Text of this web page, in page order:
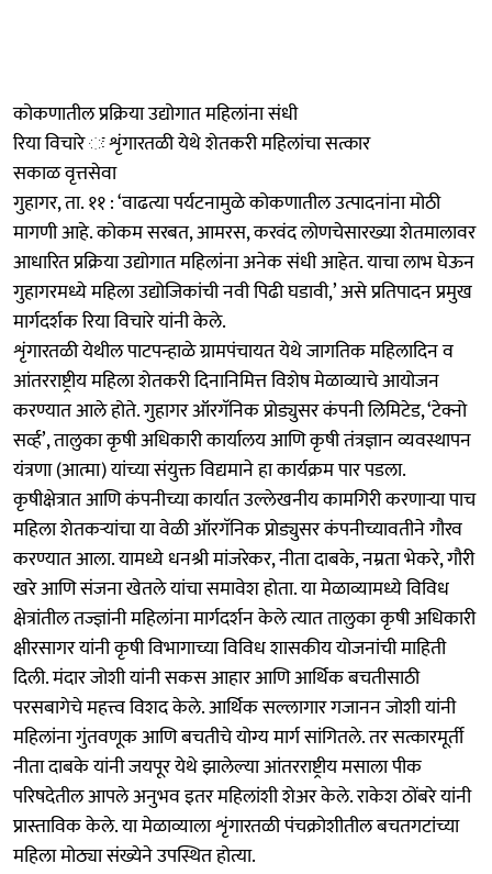
कोकणातील प्रक्रिया उद्योगात महिलांना संधी
रिया विचारे ः शृंगारतळी येथे शेतकरी महिलांचा सत्कार
सकाळ वृत्तसेवा
गुहागर, ता. ११ : ‘वाढत्या पर्यटनामुळे कोकणातील उत्पादनांना मोठी
मागणी आहे. कोकम सरबत, आमरस, करवंद लोणचेसारख्या शेतमालावर
आधारित प्रक्रिया उद्योगात महिलांना अनेक संधी आहेत. याचा लाभ घेऊन
गुहागरमध्ये महिला उद्योजिकांची नवी पिढी घडावी,’ असे प्रतिपादन प्रमुख
मार्गदर्शक रिया विचारे यांनी केले.
शृंगारतळी येथील पाटपन्हाळे ग्रामपंचायत येथे जागतिक महिलादिन व
आंतरराष्ट्रीय महिला शेतकरी दिनानिमित्त विशेष मेळाव्याचे आयोजन
करण्यात आले होते. गुहागर ऑरगॅनिक प्रोड्युसर कंपनी लिमिटेड, ‘टेक्नो
सर्व्ह’, तालुका कृषी अधिकारी कार्यालय आणि कृषी तंत्रज्ञान व्यवस्थापन
यंत्रणा (आत्मा) यांच्या संयुक्त विद्यमाने हा कार्यक्रम पार पडला.
कृषीक्षेत्रात आणि कंपनीच्या कार्यात उल्लेखनीय कामगिरी करणाऱ्या पाच
महिला शेतकऱ्यांचा या वेळी ऑरगॅनिक प्रोड्युसर कंपनीच्यावतीने गौरव
करण्यात आला. यामध्ये धनश्री मांजरेकर, नीता दाबके, नम्रता भेकरे, गौरी
खरे आणि संजना खेतले यांचा समावेश होता. या मेळाव्यामध्ये विविध
क्षेत्रांतील तज्ज्ञांनी महिलांना मार्गदर्शन केले त्यात तालुका कृषी अधिकारी
क्षीरसागर यांनी कृषी विभागाच्या विविध शासकीय योजनांची माहिती
दिली. मंदार जोशी यांनी सकस आहार आणि आर्थिक बचतीसाठी
परसबागेचे महत्त्व विशद केले. आर्थिक सल्लागार गजानन जोशी यांनी
महिलांना गुंतवणूक आणि बचतीचे योग्य मार्ग सांगितले. तर सत्कारमूर्ती
नीता दाबके यांनी जयपूर येथे झालेल्या आंतरराष्ट्रीय मसाला पीक
परिषदेतील आपले अनुभव इतर महिलांशी शेअर केले. राकेश ठोंबरे यांनी
प्रास्ताविक केले. या मेळाव्याला शृंगारतळी पंचक्रोशीतील बचतगटांच्या
महिला मोठ्या संख्येने उपस्थित होत्या.